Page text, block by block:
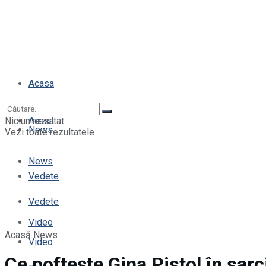
Acasa
News
Vedete
Video
Acasa
News
Vedete
Video
Niciun rezultat
Vezi toate rezultatele
Acasă News